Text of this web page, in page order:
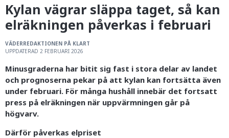
Kylan vägrar släppa taget, så kan
elräkningen påverkas i februari
VÄDERREDAKTIONEN PÅ KLART
UPPDATERAD 2 FEBRUARI 2026
Minusgraderna har bitit sig fast i stora delar av landet
och prognoserna pekar på att kylan kan fortsätta även
under februari. För många hushåll innebär det fortsatt
press på elräkningen när uppvärmningen går på
högvarv.
Därför påverkas elpriset